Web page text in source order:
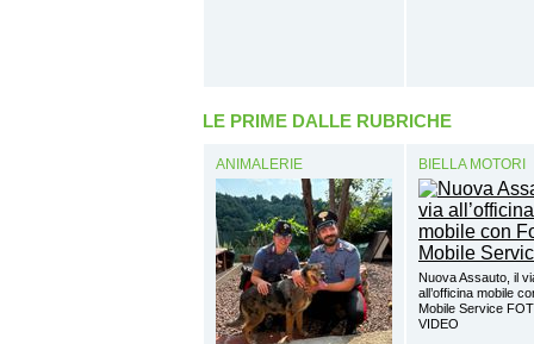
LE PRIME DALLE RUBRICHE
ANIMALERIE BIELLA MOTORI
Nuova Assauto, il
all’officina mobile
Mobile Service
VIDEO